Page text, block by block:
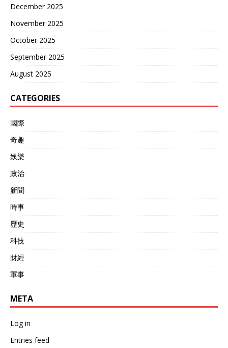
December 2025
November 2025
October 2025
September 2025
August 2025
CATEGORIES
國際
奇趣
娛樂
政治
新聞
時事
歷史
科技
財經
軍事
META
Log in
Entries feed